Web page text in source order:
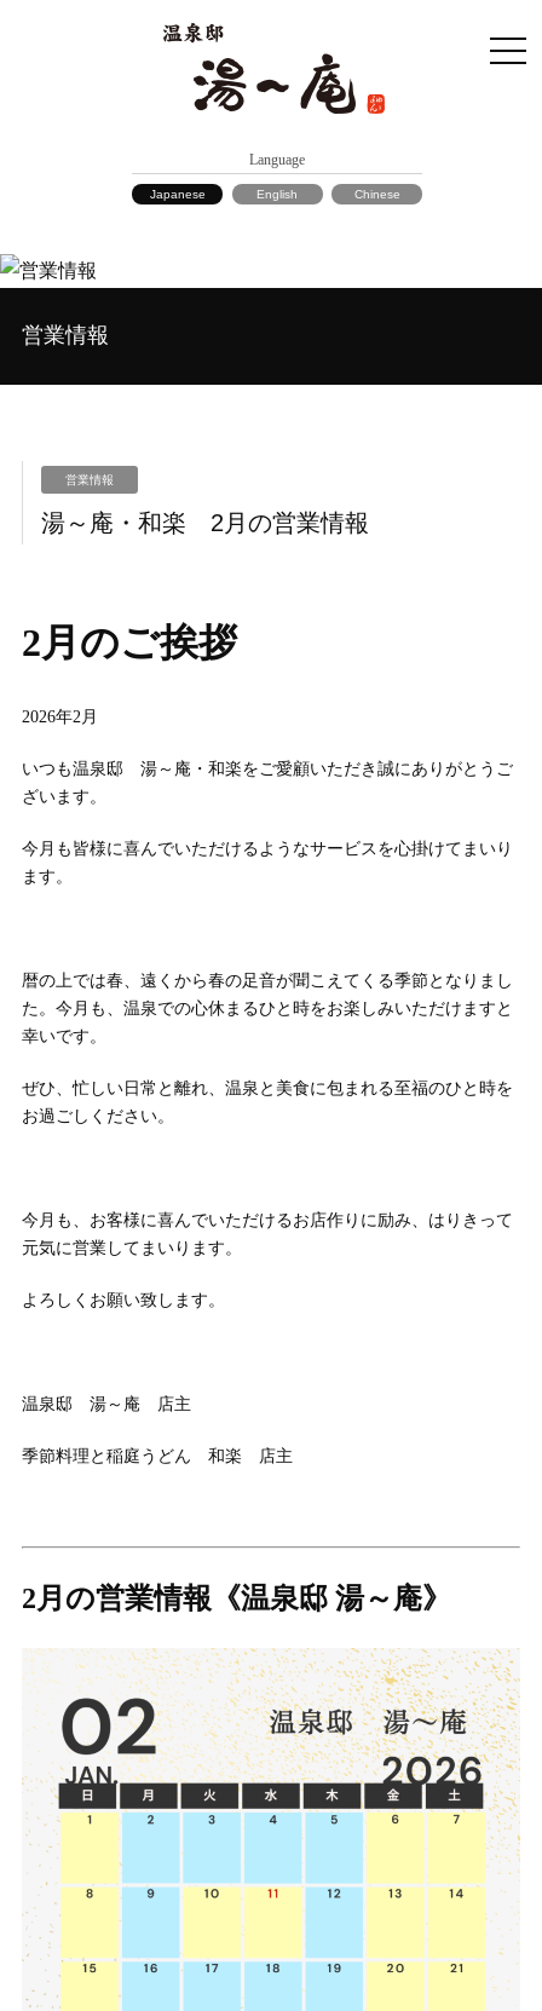
Language
Japanese English Chinese
営業情報
営業情報
湯～庵・和楽 2月の営業情報
2月のご挨拶
2026年2月
いつも温泉邸 湯～庵・和楽をご愛顧いただき誠にありがとうご
ざいます。
今月も皆様に喜んでいただけるようなサービスを心掛けてまいり
ます。
暦の上では春、遠くから春の足音が聞こえてくる季節となりまし
た。今月も、温泉での心休まるひと時をお楽しみいただけますと
幸いです。
ぜひ、忙しい日常と離れ、温泉と美食に包まれる至福のひと時を
お過ごしください。
今月も、お客様に喜んでいただけるお店作りに励み、はりきって
元気に営業してまいります。
よろしくお願い致します。
温泉邸 湯～庵 店主
季節料理と稲庭うどん 和楽 店主
2月の営業情報 《温泉邸 湯～庵》